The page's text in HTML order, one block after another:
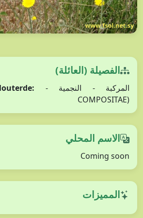
الفصيلة (العائلة)
المركبة - النجمية - ASTERACEA (
COMPOSITAE)
الاسم المحلي
Coming soon
المميزات